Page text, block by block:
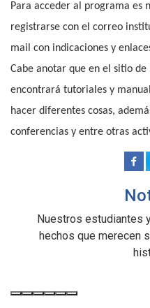
Para acceder al programa es
registrarse con el correo
mail con indicaciones y
Cabe anotar que en el sitio
encontrará tutoriales y
hacer diferentes cosas,
conferencias y entre otras
Nuestros estudiantes
hechos que merecen